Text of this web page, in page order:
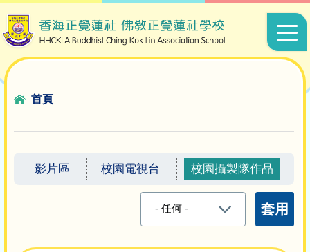
移至主內容
Main
導首頁
影片區 校園電視台 校園攝製隊作品